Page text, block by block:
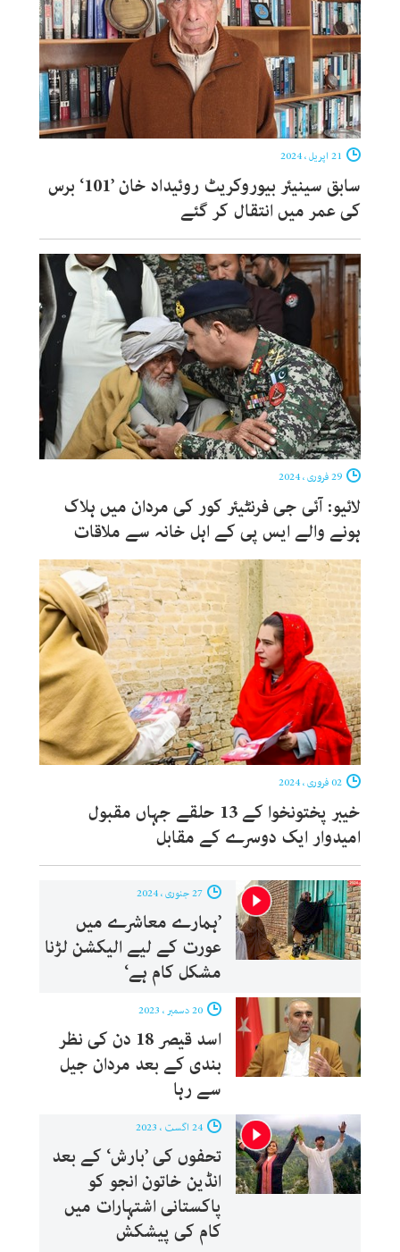
سابق سینیئر بیوروکریٹ روئیداد خان ’101‘ برس
کی عمر میں انتقال کر گئے
لائیو: آئی جی فرنٹیئر کور کی مردان میں ہلاک
ہونے والے ایس پی کے اہل خانہ سے ملاقات
خیبر پختونخوا کے 13 حلقے جہاں مقبول
امیدوار ایک دوسرے کے مقابل
’ہمارے معاشرے میں
عورت کے لیے الیکشن لڑنا
مشکل کام ہے‘
اسد قیصر 18 دن کی نظر
بندی کے بعد مردان جیل
سے رہا
تحفوں کی ’بارش‘ کے بعد
انڈین خاتون انجو کو
پاکستانی اشتہارات میں
کام کی پیشکش